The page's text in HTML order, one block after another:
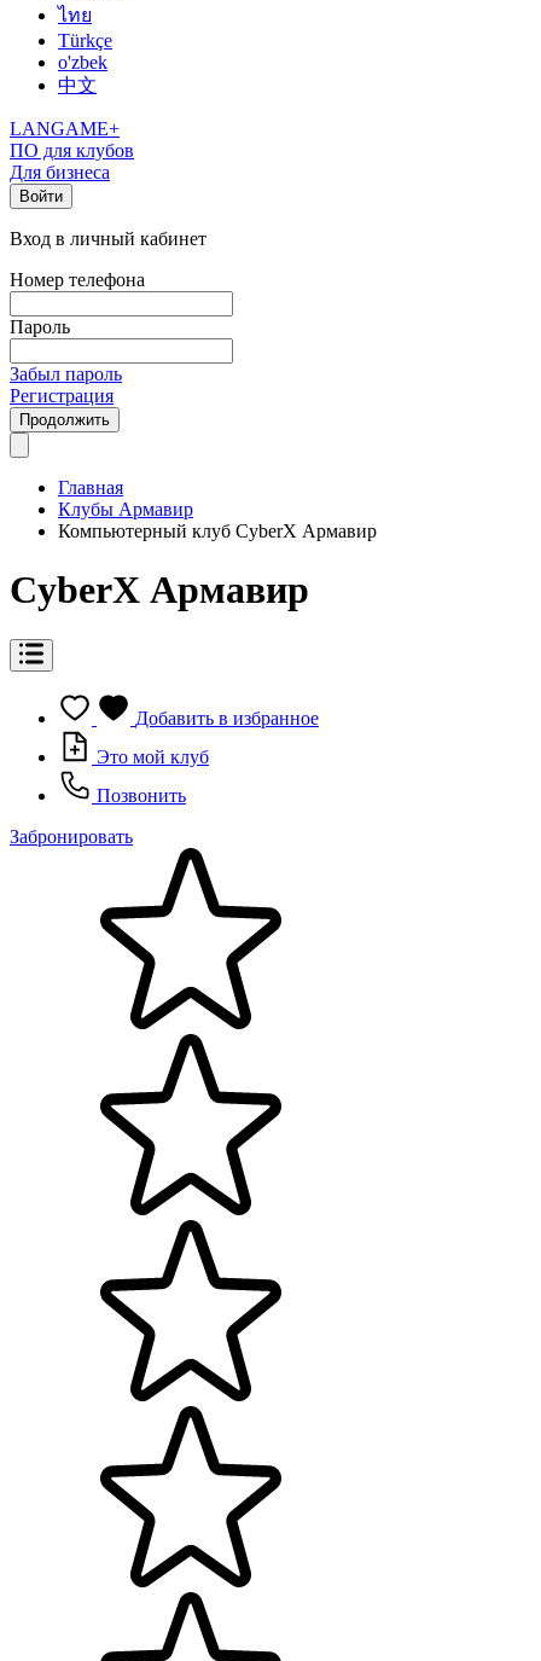
ไทย
Türkçe
o'zbek
中文
LANGAME+
ПО для клубов
Для бизнеса
Войти
Вход в личный кабинет
Номер телефона
Пароль
Забыл пароль
Регистрация
Продолжить
Главная
Клубы Армавир
Компьютерный клуб CyberX Армавир
CyberX Армавир
Добавить в избранное
Это мой клуб
Позвонить
Забронировать